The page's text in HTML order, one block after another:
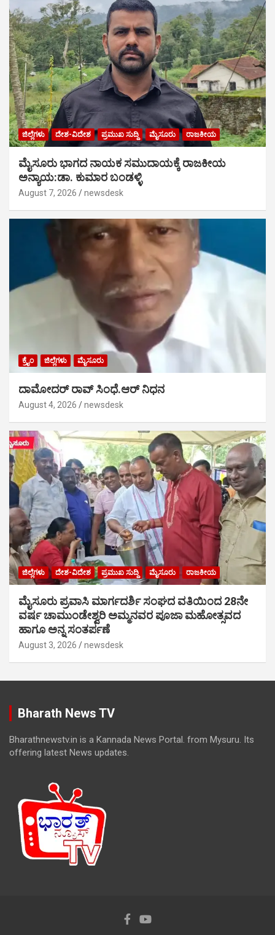
ಜಿಲ್ಲೆಗಳು ದೇಶ-ವಿದೇಶ ಪ್ರಮುಖ ಸುದ್ದಿ ಮೈಸೂರು ರಾಜಕೀಯ
ಮೈಸೂರು ಭಾಗದ ನಾಯಕ ಸಮುದಾಯಕ್ಕೆ ರಾಜಕೀಯ
ಅನ್ಯಾಯ:ಡಾ. ಕುಮಾರ ಬಂಡಳ್ಳಿ
August 7, 2026 newsdesk
ಕ್ರೈಂ ಜಿಲ್ಲೆಗಳು ಮೈಸೂರು
ದಾಮೋದರ್ ರಾವ್ ಸಿಂಧೆ.ಆರ್ ನಿಧನ
August 4, 2026 newsdesk
ಜಿಲ್ಲೆಗಳು ದೇಶ-ವಿದೇಶ ಪ್ರಮುಖ ಸುದ್ದಿ ಮೈಸೂರು ರಾಜಕೀಯ
ಮೈಸೂರು ಪ್ರವಾಸಿ ಮಾರ್ಗದರ್ಶಿ ಸಂಘದ ವತಿಯಿಂದ 28ನೇ
ವರ್ಷ ಚಾಮುಂಡೇಶ್ವರಿ ಅಮ್ಮನವರ ಪೂಜಾ ಮಹೋತ್ಸವದ
ಹಾಗೂ ಅನ್ನ ಸಂತರ್ಪಣೆ
August 3, 2026 newsdesk
Bharath News TV
Bharathnewstv.in is a Kannada News Portal. from Mysuru. Its
offering latest News updates.